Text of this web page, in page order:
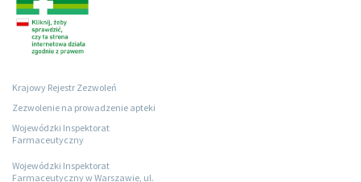
Krajowy Rejestr Zezwoleń
Zezwolenie na prowadzenie apteki
Wojewódzki Inspektorat
Farmaceutyczny
Wojewódzki Inspektorat
Farmaceutyczny w Warszawie, ul.